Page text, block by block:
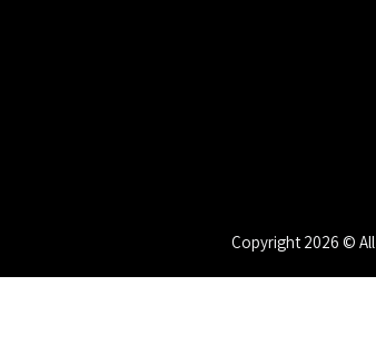
Copyright 2026 ©